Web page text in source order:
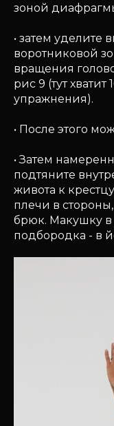
зоной
• затем
воротниковой
вращения
рис 9 (тут
упражнения).
• После этого
• Затем
подтяните
живота к
плечи в
брюк. Макушку в
подбородка - в